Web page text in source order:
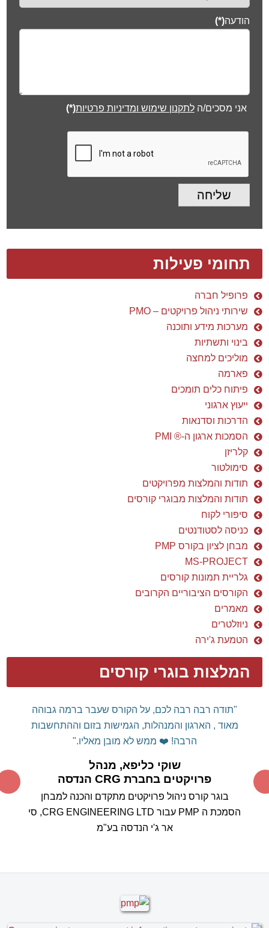
הודעה(*)
אני מסכים/הלתקנון שימוש ומדיניות פרטיות(*)
שליחה
תחומי פעילות
פרופיל חברה
שירותי ניהול פרויקטים – PMO
מערכות מידע ותוכנה
בינוי ותשתיות
מוליכים למחצה
פארמה
פיתוח כלים תומכים
ייעוץ ארגוני
הדרכות וסדנאות
הסמכות ארגון ה-® PMI
קלריזן
סימולטור
תודות והמלצות מפרויקטים
תודות והמלצות מבוגרי קורסים
סיפורי לקוח
כניסה לסטודנטים
מבחן לציון בקורס PMP
MS-PROJECT
גלריית תמונות קורסים
הקורסים הציבוריים הקרובים
מאמרים
ניוזלטרים
הטמעת ג'ירה
המלצות בוגרי קורסים
"תודה רבה רבה לכם, על הקורס שעבר ברמה גבוהה
מאוד , הארגון והמנהלות, הגמישות בזום וההתחשבות
הרבה! ❤️ ממש לא מובן מאליו."
שוקי כליפא, מנהל
פרויקטים בחברת CRG הנדסה
בוגר קורס ניהול פרויקטים מתקדם והכנה למבחן
הסמכת ה PMP עבור CRG ENGINEERING LTD, סי
אר ג'י הנדסה בע"מ